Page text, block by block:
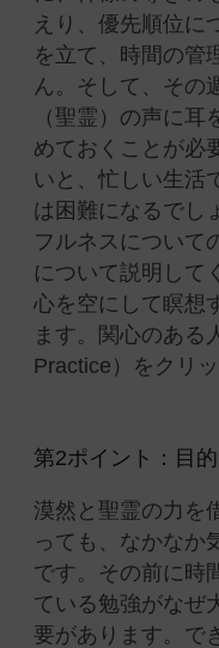
えり、優先順位に
を立て、時間の管
ん。そして、その
（聖霊）の声に
めておくことが必
いと、忙しい生活
は困難になるでし
フルネスについて
について説明して
心を空にして瞑想
ます。関心のある
Practice）をクリ
第2ポイント：目
漠然と聖霊の力を
っても、なかなか
です。その前に時
ている勉強がなぜ
要があります。で